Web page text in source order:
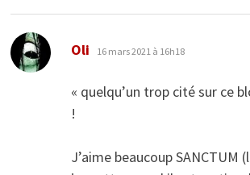
Oli dit :
16 mars 2021 à 16h18
« quelqu’un trop cité sur ce
!
J’aime beaucoup SANCTUM